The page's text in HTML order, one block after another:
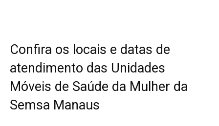
Confira os locais e datas de
atendimento das Unidades
Móveis de Saúde da Mulher da
Semsa Manaus